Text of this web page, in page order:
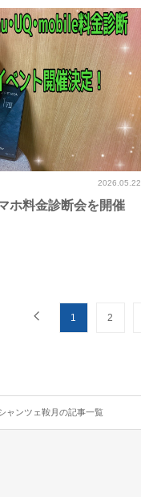
2026.05.22
ホ料金診断会を開催
1 2
ャンツェ鞍月の記事一覧